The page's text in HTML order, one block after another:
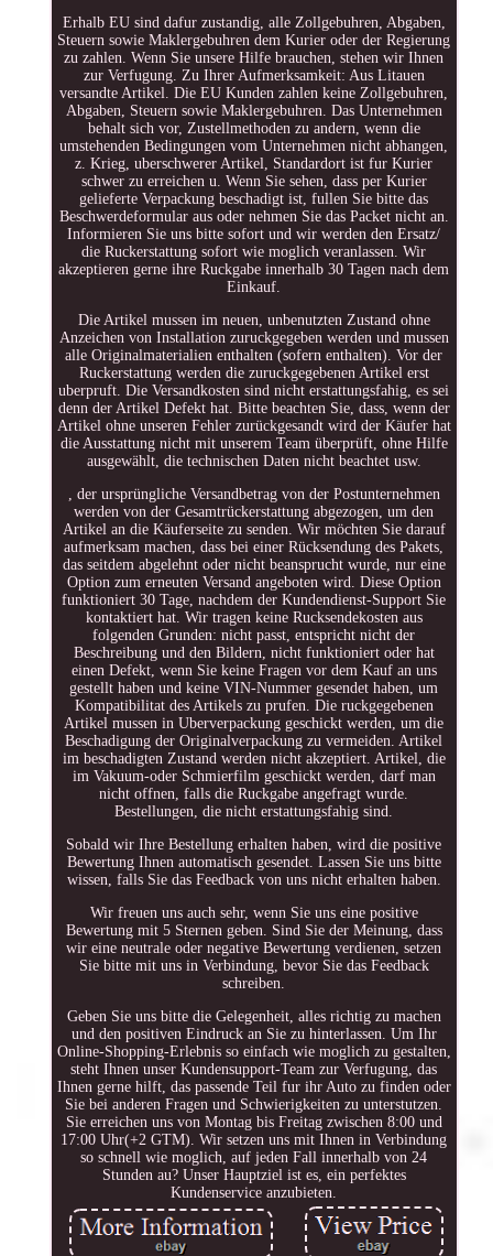
Erhalb EU sind dafur zustandig, alle Zollgebuhren, Abgaben,
Steuern sowie Maklergebuhren dem Kurier oder der Regierung
zu zahlen. Wenn Sie unsere Hilfe brauchen, stehen wir Ihnen
zur Verfugung. Zu Ihrer Aufmerksamkeit: Aus Litauen
versandte Artikel. Die EU Kunden zahlen keine Zollgebuhren,
Abgaben, Steuern sowie Maklergebuhren. Das Unternehmen
behalt sich vor, Zustellmethoden zu andern, wenn die
umstehenden Bedingungen vom Unternehmen nicht abhangen,
z. Krieg, uberschwerer Artikel, Standardort ist fur Kurier
schwer zu erreichen u. Wenn Sie sehen, dass per Kurier
gelieferte Verpackung beschadigt ist, fullen Sie bitte das
Beschwerdeformular aus oder nehmen Sie das Packet nicht an.
Informieren Sie uns bitte sofort und wir werden den Ersatz/
die Ruckerstattung sofort wie moglich veranlassen. Wir
akzeptieren gerne ihre Ruckgabe innerhalb 30 Tagen nach dem
Einkauf.
Die Artikel mussen im neuen, unbenutzten Zustand ohne
Anzeichen von Installation zuruckgegeben werden und mussen
alle Originalmaterialien enthalten (sofern enthalten). Vor der
Ruckerstattung werden die zuruckgegebenen Artikel erst
uberpruft. Die Versandkosten sind nicht erstattungsfahig, es sei
denn der Artikel Defekt hat. Bitte beachten Sie, dass, wenn der
Artikel ohne unseren Fehler zurückgesandt wird der Käufer hat
die Ausstattung nicht mit unserem Team überprüft, ohne Hilfe
ausgewählt, die technischen Daten nicht beachtet usw.
, der ursprüngliche Versandbetrag von der Postunternehmen
werden von der Gesamtrückerstattung abgezogen, um den
Artikel an die Käuferseite zu senden. Wir möchten Sie darauf
aufmerksam machen, dass bei einer Rücksendung des Pakets,
das seitdem abgelehnt oder nicht beansprucht wurde, nur eine
Option zum erneuten Versand angeboten wird. Diese Option
funktioniert 30 Tage, nachdem der Kundendienst-Support Sie
kontaktiert hat. Wir tragen keine Rucksendekosten aus
folgenden Grunden: nicht passt, entspricht nicht der
Beschreibung und den Bildern, nicht funktioniert oder hat
einen Defekt, wenn Sie keine Fragen vor dem Kauf an uns
gestellt haben und keine VIN-Nummer gesendet haben, um
Kompatibilitat des Artikels zu prufen. Die ruckgegebenen
Artikel mussen in Uberverpackung geschickt werden, um die
Beschadigung der Originalverpackung zu vermeiden. Artikel
im beschadigten Zustand werden nicht akzeptiert. Artikel, die
im Vakuum-oder Schmierfilm geschickt werden, darf man
nicht offnen, falls die Ruckgabe angefragt wurde.
Bestellungen, die nicht erstattungsfahig sind.
Sobald wir Ihre Bestellung erhalten haben, wird die positive
Bewertung Ihnen automatisch gesendet. Lassen Sie uns bitte
wissen, falls Sie das Feedback von uns nicht erhalten haben.
Wir freuen uns auch sehr, wenn Sie uns eine positive
Bewertung mit 5 Sternen geben. Sind Sie der Meinung, dass
wir eine neutrale oder negative Bewertung verdienen, setzen
Sie bitte mit uns in Verbindung, bevor Sie das Feedback
schreiben.
Geben Sie uns bitte die Gelegenheit, alles richtig zu machen
und den positiven Eindruck an Sie zu hinterlassen. Um Ihr
Online-Shopping-Erlebnis so einfach wie moglich zu gestalten,
steht Ihnen unser Kundensupport-Team zur Verfugung, das
Ihnen gerne hilft, das passende Teil fur ihr Auto zu finden oder
Sie bei anderen Fragen und Schwierigkeiten zu unterstutzen.
Sie erreichen uns von Montag bis Freitag zwischen 8:00 und
17:00 Uhr(+2 GTM). Wir setzen uns mit Ihnen in Verbindung
so schnell wie moglich, auf jeden Fall innerhalb von 24
Stunden au? Unser Hauptziel ist es, ein perfektes
Kundenservice anzubieten.